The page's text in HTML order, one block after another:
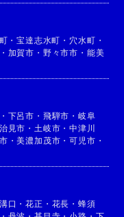
・宝達志水町 ・ 穴水町 ・
・ 加賀市 ・ 野々市市 ・ 能美
・ 下呂市 ・ 飛騨市 ・ 岐阜
見市 ・ 土岐市 ・中津川
・美濃加茂市 ・可児市 ・
口 ・花正 ・ 花長 ・ 蜂須